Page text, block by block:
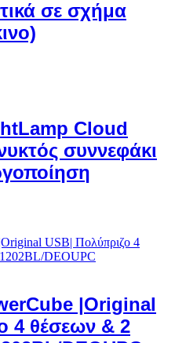
σε σχήμα
Cloud
συννεφάκι
|Original
4 θέσεων & 2